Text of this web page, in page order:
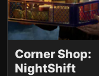
Corner Shop:
NightShift